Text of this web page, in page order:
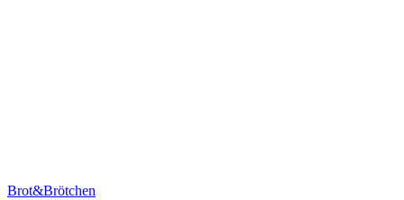
Brot&Brötchen